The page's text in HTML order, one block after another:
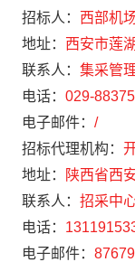
招标人： 西部机
地址： 西安市莲
联系人： 集采管
电话： 029-
电子邮件： /
招标代理机构：
地址：
陕西省西
联系人： 招采中
电话：
电子邮件：